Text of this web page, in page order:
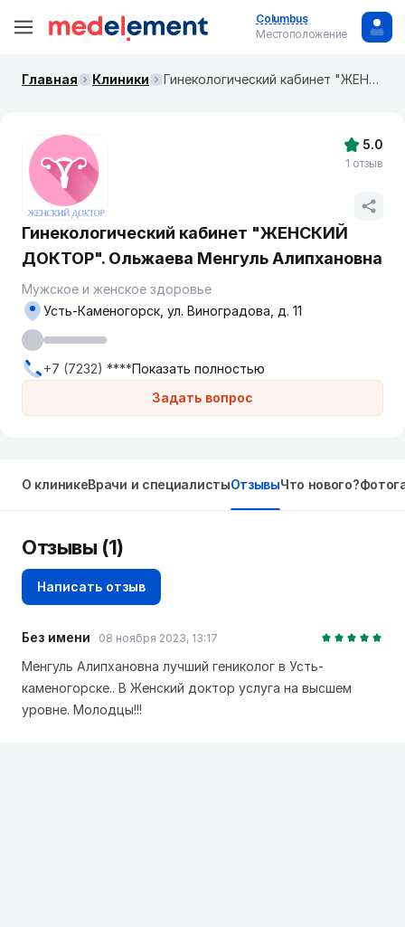
Columbus
Местоположение
Главная Клиники Гинекологический кабинет "ЖЕНСКИЙ ДОКТОР". Ольжаева Менгуль Алипхановна
Гинекологический кабинет "ЖЕНСКИЙ
ДОКТОР". Ольжаева Менгуль Алипхановна
Мужское и женское здоровье
Задать вопрос
Усть-Каменогорск, ул. Виноградова, д. 11
+7 (7232) ****Показать полностью
5.0
1 отзыв
О клиникеВрачи и специалистыОтзывыЧто нового?
Отзывы (1)
Написать отзыв
Без имени 08 ноября 2023, 13:17
Менгуль Алипхановна лучший гениколог в Усть-
каменогорске.. В Женский доктор услуга на высшем
уровне. Молодцы!!!